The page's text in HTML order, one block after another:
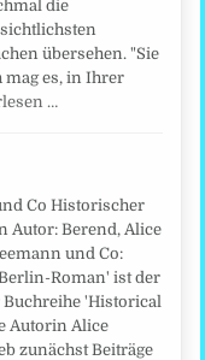
die
übersehen. "Sie
mag es, in Ihrer
…
Co Historischer
Autor: Berend, Alice
und Co:
Roman' ist der
Buchreihe 'Historical
Autorin Alice
zunächst Beiträge